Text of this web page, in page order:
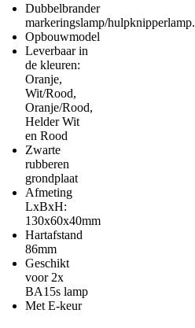
Dubbelbrander
markeringslamp/hulpknipperlamp.
Opbouwmodel
Leverbaar in
de kleuren:
Oranje,
Wit/Rood,
Oranje/Rood,
Helder Wit
en Rood
Zwarte
rubberen
grondplaat
Afmeting
LxBxH:
130x60x40mm
Hartafstand
86mm
Geschikt
voor 2x
BA15s lamp
Met E-keur